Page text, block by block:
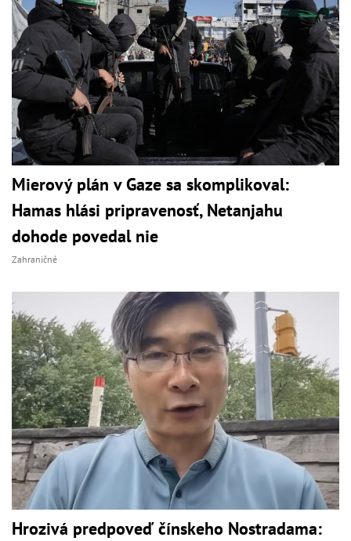
Mierový plán v Gaze sa skomplikoval:
Hamas hlási pripravenosť, Netanjahu
dohode povedal nie
Zahraničné
Hrozivá predpoveď čínskeho Nostradama: